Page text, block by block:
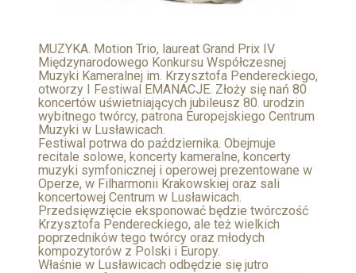
MUZYKA. Motion Trio, laureat Grand Prix IV
Międzynarodowego Konkursu Współczesnej
Muzyki Kameralnej im. Krzysztofa Pendereckiego,
otworzy I Festiwal EMANACJE. Złoży się nań 80
koncertów uświetniających jubileusz 80. urodzin
wybitnego twórcy, patrona Europejskiego Centrum
Muzyki w Lusławicach.
Festiwal potrwa do października. Obejmuje
recitale solowe, koncerty kameralne, koncerty
muzyki symfonicznej i operowej prezentowane w
Operze, w Filharmonii Krakowskiej oraz sali
koncertowej Centrum w Lusławicach.
Przedsięwzięcie eksponować będzie twórczość
Krzysztofa Pendereckiego, ale też wielkich
poprzedników tego twórcy oraz młodych
kompozytorów z Polski i Europy.
Właśnie w Lusławicach odbędzie się jutro